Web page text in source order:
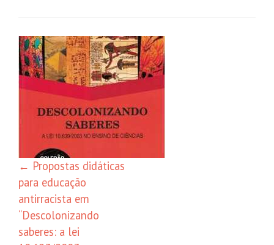
Navegação
de
posts
← Propostas didáticas
para educação
antirracista em
“Descolonizando
saberes: a lei